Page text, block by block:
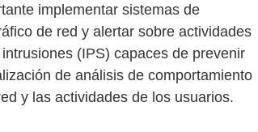
implementar sistemas de
de red y alertar sobre actividades
(IPS) capaces de prevenir
de análisis de comportamiento
y las actividades de los usuarios.